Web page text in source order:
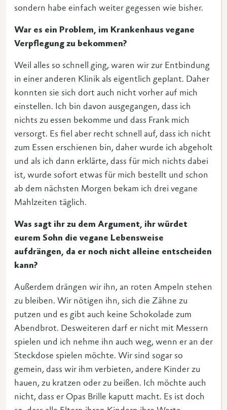
sondern habe einfach weiter gegessen wie bisher.
War es ein Problem, im Krankenhaus vegane
Verpflegung zu bekommen?
Weil alles so schnell ging, waren wir zur Entbindung
in einer anderen Klinik als eigentlich geplant. Daher
konnten sie sich dort auch nicht vorher auf mich
einstellen. Ich bin davon ausgegangen, dass ich
nichts zu essen bekomme und dass Frank mich
versorgt. Es fiel aber recht schnell auf, dass ich nicht
zum Essen erschienen bin, daher wurde ich abgeholt
und als ich dann erklärte, dass für mich nichts dabei
ist, wurde sofort etwas für mich bestellt und schon
ab dem nächsten Morgen bekam ich drei vegane
Mahlzeiten täglich.
Was sagt ihr zu dem Argument, ihr würdet
eurem Sohn die vegane Lebensweise
aufdrängen, da er noch nicht alleine entscheiden
kann?
Außerdem drängen wir ihn, an roten Ampeln stehen
zu bleiben. Wir nötigen ihn, sich die Zähne zu
putzen und es gibt auch keine Schokolade zum
Abendbrot. Desweiteren darf er nicht mit Messern
spielen und ich nehme ihn auch weg, wenn er an der
Steckdose spielen möchte. Wir sind sogar so
gemein, dass wir ihm verbieten, andere Kinder zu
hauen, zu kratzen oder zu beißen. Ich möchte auch
nicht, dass er Opas Brille kaputt macht. Es ist doch